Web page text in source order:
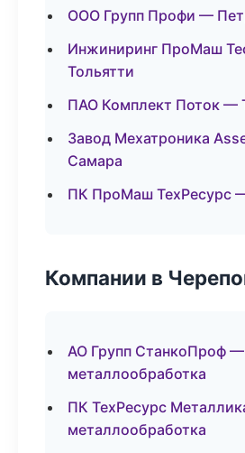
ООО Групп Профи —
Инжиниринг ПроМаш
Тольятти
ПАО Комплект Поток —
Завод Мехатроника
Самара
ПК ПроМаш ТехРесурс
Компании в
АО Групп СтанкоПроф
металлообработка
ПК ТехРесурс
металлообработка